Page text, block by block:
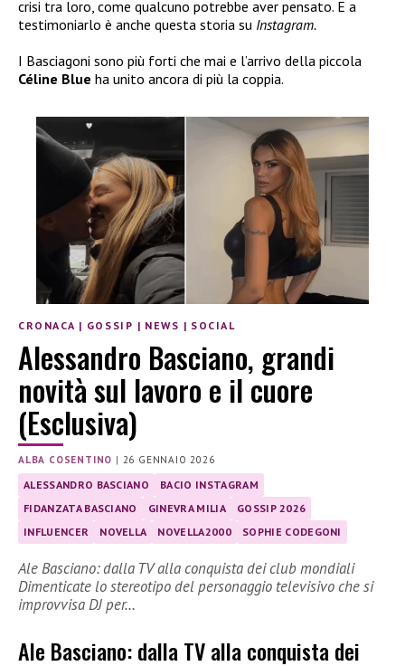
crisi tra loro, come qualcuno potrebbe aver pensato. E a
testimoniarlo è anche questa storia su Instagram.
I Basciagoni sono più forti che mai e l’arrivo della piccola
Céline Blue ha unito ancora di più la coppia.
CRONACA | GOSSIP | NEWS | SOCIAL
Alessandro Basciano, grandi
novità sul lavoro e il cuore
(Esclusiva)
ALBA COSENTINO | 26 GENNAIO 2026
ALESSANDRO BASCIANO
BACIO INSTAGRAM
FIDANZATA BASCIANO
GINEVRA MILIA
GOSSIP 2026
INFLUENCER
NOVELLA NOVELLA2000 SOPHIE CODEGONI
Ale Basciano: dalla TV alla conquista dei club mondiali
Dimenticate lo stereotipo del personaggio televisivo che si
improvvisa DJ per…
Ale Basciano: dalla TV alla conquista dei